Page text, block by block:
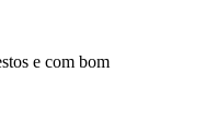
e com bom